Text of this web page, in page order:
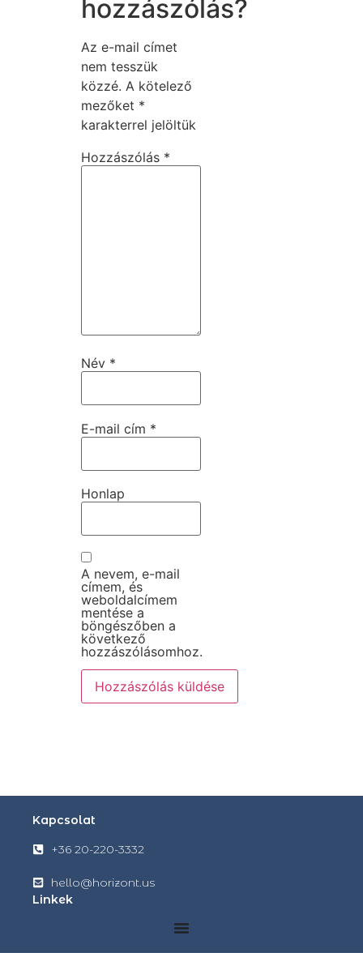
hozzászólás?
Az e-mail címet
nem tesszük
közzé. A kötelező
mezőket *
karakterrel jelöltük
Hozzászólás *
Név *
E-mail cím *
Honlap
A nevem, e-mail
címem, és
weboldalcímem
mentése a
böngészőben a
következő
hozzászólásomhoz.
Kapcsolat
+36 20-220-3332
hello@horizont.us
Linkek